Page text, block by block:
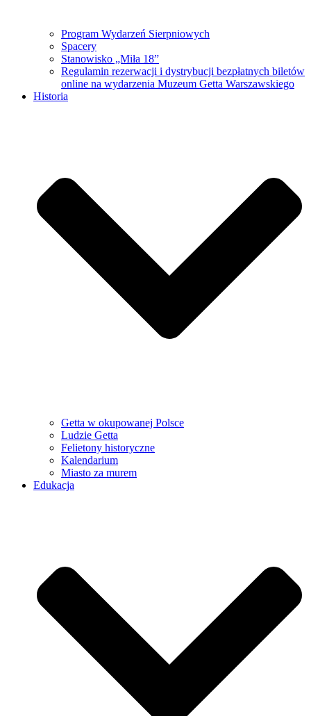
Program Wydarzeń Sierpniowych
Spacery
Stanowisko „Miła 18”
Regulamin rezerwacji i dystrybucji bezpłatnych biletów
online na wydarzenia Muzeum Getta Warszawskiego
Historia
Getta w okupowanej Polsce
Ludzie Getta
Felietony historyczne
Kalendarium
Miasto za murem
Edukacja